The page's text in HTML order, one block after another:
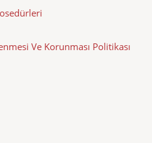
Ve Korunması Politikası